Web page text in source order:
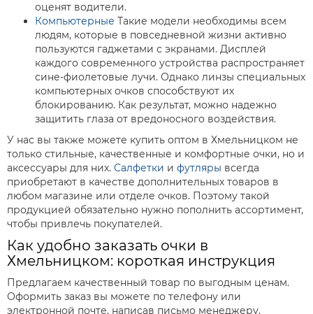
оценят водители.
Компьютерные Такие модели необходимы всем
людям, которые в повседневной жизни активно
пользуются гаджетами с экранами. Дисплей
каждого современного устройства распространяет
сине-фиолетовые лучи. Однако линзы специальных
компьютерных очков способствуют их
блокированию. Как результат, можно надежно
защитить глаза от вредоносного воздействия.
У нас вы также можете купить оптом в Хмельницком не
только стильные, качественные и комфортные очки, но и
аксессуары для них. Салфетки и футляры всегда
приобретают в качестве дополнительных товаров в
любом магазине или отделе очков. Поэтому такой
продукцией обязательно нужно пополнить ассортимент,
чтобы привлечь покупателей.
Как удобно заказать очки в
Хмельницком: короткая инструкция
Предлагаем качественный товар по выгодным ценам.
Оформить заказ вы можете по телефону или
электронной почте, написав письмо менеджеру.